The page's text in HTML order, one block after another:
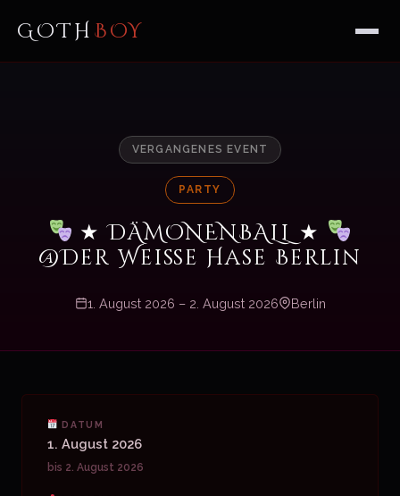
GOTH BOY
VERGANGENES EVENT
PARTY
★ DÄMONENBALL ★
@Der Weiße Hase Berlin
1. August 2026 – 2. August 2026 Berlin
DATUM
1. August 2026
bis 2. August 2026